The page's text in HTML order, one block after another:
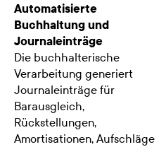
Automatisierte
Buchhaltung und
Journaleinträge
Die buchhalterische
Verarbeitung generiert
Journaleinträge für
Barausgleich,
Rückstellungen,
Amortisationen, Aufschläge